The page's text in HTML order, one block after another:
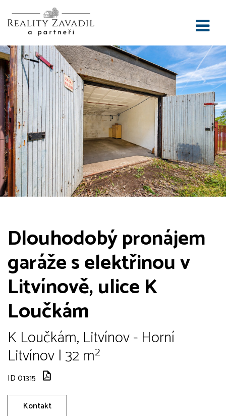
Dlouhodobý pronájem
garáže s elektřinou v
Litvínově, ulice K
Loučkám
K Loučkám, Litvínov - Horní
Litvínov | 32 m²
ID 01315
Kontakt